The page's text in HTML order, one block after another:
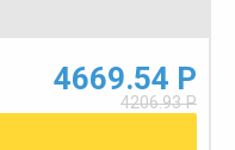
4669.54 Р
4206.93 Р